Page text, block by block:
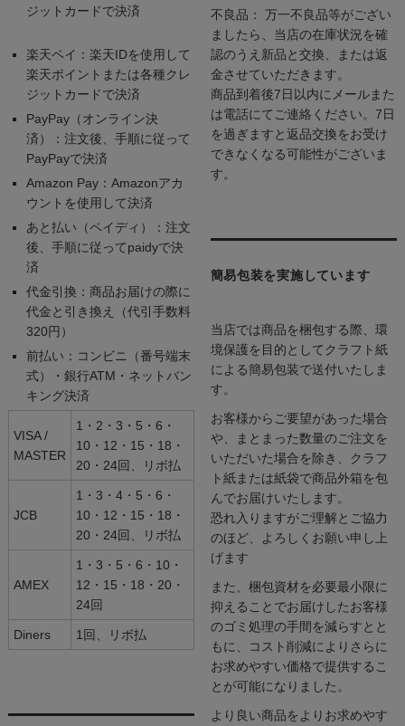
ジットカードで決済
楽天ペイ：楽天IDを使用して
楽天ポイントまたは各種クレ
ジットカードで決済
PayPay（オンライン決
済）：注文後、手順に従って
PayPayで決済
Amazon Pay：Amazonアカ
ウントを使用して決済
あと払い（ペイディ）：注文
後、手順に従ってpaidyで決
済
代金引換：商品お届けの際に
代金と引き換え（代引手数料
320円）
前払い：コンビニ（番号端末
式）・銀行ATM・ネットバン
キング決済
VISA /
MASTER
1・2・3・5・6・
10・12・15・18・
20・24回、リボ払
JCB
1・3・4・5・6・
10・12・15・18・
20・24回、リボ払
AMEX
1・3・5・6・10・
12・15・18・20・
24回
Diners 1回、リボ払
不良品： 万一不良品等がござい
ましたら、当店の在庫状況を確
認のうえ新品と交換、または返
金させていただきます。
商品到着後7日以内にメールまた
は電話にてご連絡ください。7日
を過ぎますと返品交換をお受け
できなくなる可能性がございま
す。
簡易包装を実施しています
当店では商品を梱包する際、環
境保護を目的としてクラフト紙
による簡易包装で送付いたしま
す。
お客様からご要望があった場合
や、まとまった数量のご注文を
いただいた場合を除き、クラフ
ト紙または紙袋で商品外箱を包
んでお届けいたします。
恐れ入りますがご理解とご協力
のほど、よろしくお願い申し上
げます
また、梱包資材を必要最小限に
抑えることでお届けしたお客様
のゴミ処理の手間を減らすとと
もに、コスト削減によりさらに
お求めやすい価格で提供するこ
とが可能になりました。
より良い商品をよりお求めやす